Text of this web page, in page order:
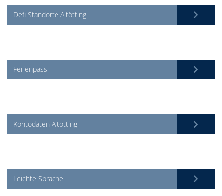
Defi Standorte Altötting
Ferienpass
Kontodaten Altötting
Leichte Sprache